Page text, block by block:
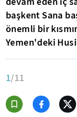
başkent Sana
önemli bir
Yemen'deki
1/11